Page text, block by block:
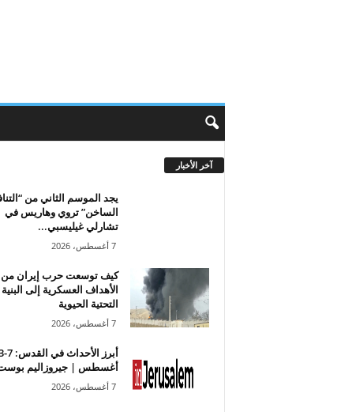
آخر الأخبار
يجد الموسم الثاني من
الساخن” تروي وهاريس في
تشارلي غيليسبي...
7 أغسطس، 2026
كيف توسعت حرب إيران من
الأهداف العسكرية إلى البنية
التحتية الحيوية
7 أغسطس، 2026
أبرز
أغسطس | جيروزاليم
7 أغسطس، 2026